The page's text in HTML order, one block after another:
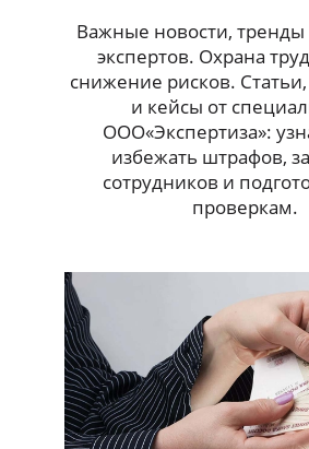
Важные новости, тренды
экспертов. Охрана
снижение рисков.
и кейсы от
ООО«Экспертиза»:
избежать штрафов,
сотрудников и
проверкам.